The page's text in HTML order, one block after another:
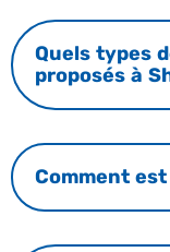
Quels types
proposés à
Comment